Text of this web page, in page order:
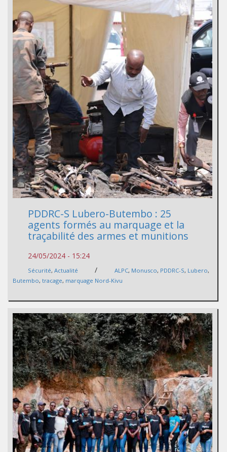
PDDRC-S Lubero-Butembo : 25
agents formés au marquage et la
traçabilité des armes et munitions
24/05/2024 - 15:24
Sécurité, Actualité / ALPC, Monusco, PDDRC-S, Lubero,
Butembo, tracage, marquage Nord-Kivu